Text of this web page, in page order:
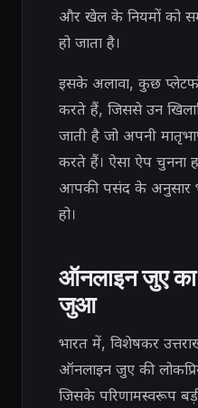
और खेल के नियमों को
हो जाता है।
इसके अलावा, कुछ
करते हैं, जिससे उन
जाती है जो अपनी
करते हैं। ऐसा ऐप चुनना
आपकी पसंद के अनुसार
हो।
ऑनलाइन जुए का
जुआ
भारत में, विशेषकर
ऑनलाइन जुए की
जिसके परिणामस्वरूप